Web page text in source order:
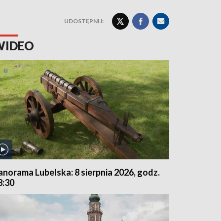
UDOSTĘPNIJ:
Lubelska: 8 sierpnia 2026, godz.